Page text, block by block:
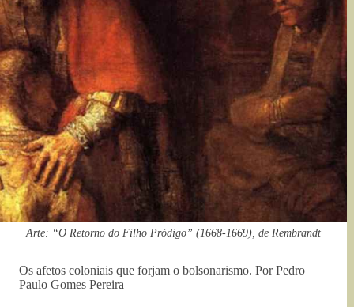
Arte: “O Retorno do Filho Pródigo” (1668-1669), de Rembrandt
Os afetos coloniais que forjam o bolsonarismo. Por Pedro
Paulo Gomes Pereira